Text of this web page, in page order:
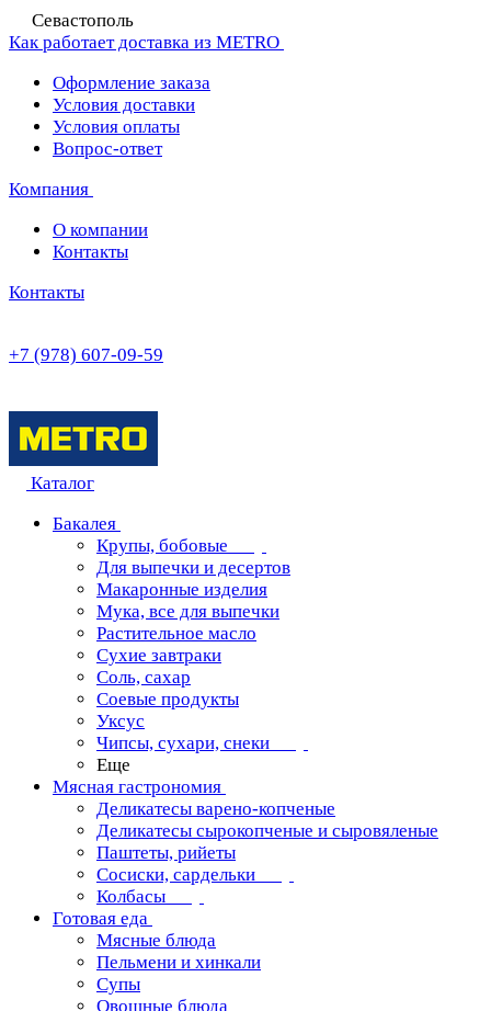
Севастополь
Как работает доставка из METRO
Оформление заказа
Условия доставки
Условия оплаты
Вопрос-ответ
Компания
О компании
Контакты
Контакты
+7 (978) 607-09-59
Каталог
Бакалея
Крупы, бобовые
Для выпечки и десертов
Макаронные изделия
Мука, все для выпечки
Растительное масло
Сухие завтраки
Соль, сахар
Соевые продукты
Уксус
Чипсы, сухари, снеки
Еще
Мясная гастрономия
Деликатесы варено-копченые
Деликатесы сырокопченые и сыровяленые
Паштеты, рийеты
Сосиски, сардельки
Колбасы
Готовая еда
Мясные блюда
Пельмени и хинкали
Супы
Овощные блюда